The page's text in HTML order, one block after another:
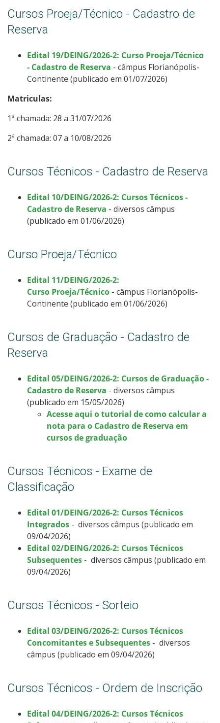
Orientações para Matrícula
Estatísticas dos Processos Seletivos
Cursos Proeja/Técnico - Cadastro de
Reserva
Edital 19/DEING/2026-2: Curso Proeja/Técnico
- Cadastro de Reserva - câmpus Florianópolis-
Continente (publicado em 01/07/2026)
Matriculas:
1ª chamada: 28 a 31/07/2026
2ª chamada: 07 a 10/08/2026
Cursos Técnicos - Cadastro de Reserva
Edital 10/DEING/2026-2: Cursos Técnicos -
Cadastro de Reserva - diversos câmpus
(publicado em 01/06/2026)
Curso Proeja/Técnico
Edital 11/DEING/2026-2:
Curso Proeja/Técnico - câmpus Florianópolis-
Continente (publicado em 01/06/2026)
Cursos de Graduação - Cadastro de
Reserva
Edital 05/DEING/2026-2: Cursos de Graduação -
Cadastro de Reserva - diversos câmpus
(publicado em 15/05/2026)
Acesse aqui o tutorial de como calcular a
nota para o Cadastro de Reserva em
cursos de graduação
Cursos Técnicos - Exame de
Classificação
Edital 01/DEING/2026-2: Cursos Técnicos
Integrados - diversos câmpus (publicado em
09/04/2026)
Edital 02/DEING/2026-2: Cursos Técnicos
Subsequentes - diversos câmpus (publicado em
09/04/2026)
Cursos Técnicos - Sorteio
Edital 03/DEING/2026-2: Cursos Técnicos
Concomitantes e Subsequentes - diversos
câmpus (publicado em 09/04/2026)
Cursos Técnicos - Ordem de Inscrição
Edital 04/DEING/2026-2: Cursos Técnicos